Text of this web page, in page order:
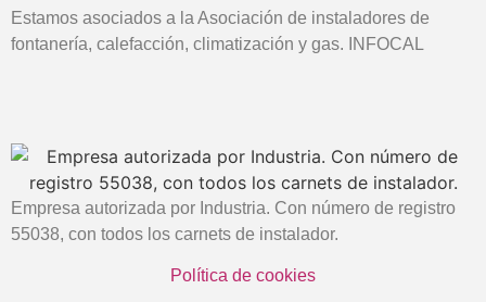
Estamos asociados a la Asociación de instaladores de
fontanería, calefacción, climatización y gas. INFOCAL
Empresa autorizada por Industria. Con número de registro
55038, con todos los carnets de instalador.
Política de cookies